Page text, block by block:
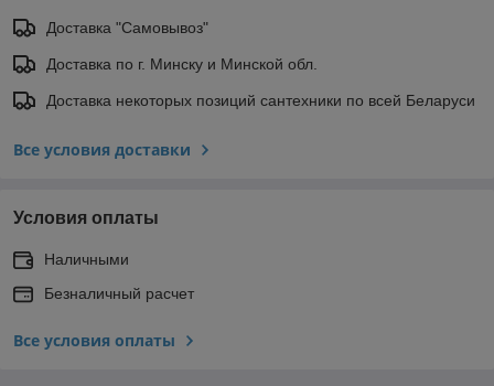
Доставка "Самовывоз"
Доставка по г. Минску и Минской обл.
Доставка некоторых позиций сантехники по всей Беларуси
Все условия доставки
Условия оплаты
Наличными
Безналичный расчет
Все условия оплаты